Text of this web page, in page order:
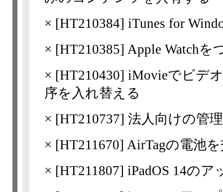
× [HT210384] iTunes for
× [HT210385] Apple Watchを
× [HT210430] iMovieでビデ
序を入れ替える
× [HT210737] 法人向けの管
× [HT211670] AirTagの電池
× [HT211807] iPadOS 14の